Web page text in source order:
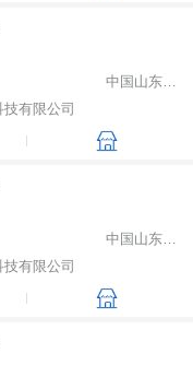
中国山东省潍坊市
有限公司
中国山东省潍坊市
有限公司